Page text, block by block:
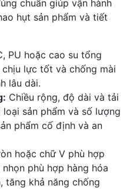
chuẩn giúp vận hành
hụt sản phẩm và tiết
PU hoặc cao su tổng
lực tốt và chống mài
lâu dài.
Chiều rộng, độ dài và tải
sản phẩm và số lượng
phẩm cố định và an
hoặc chữ V phù hợp
phù hợp hàng hóa
tăng khả năng chống